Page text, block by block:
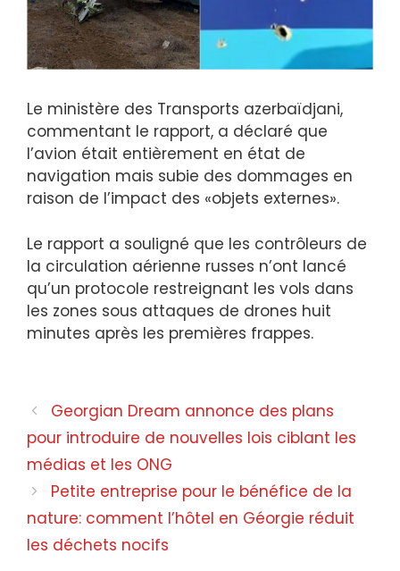
Le ministère des Transports azerbaïdjani,
commentant le rapport, a déclaré que
l’avion était entièrement en état de
navigation mais subie des dommages en
raison de l’impact des «objets externes».
Le rapport a souligné que les contrôleurs de
la circulation aérienne russes n’ont lancé
qu’un protocole restreignant les vols dans
les zones sous attaques de drones huit
minutes après les premières frappes.
Georgian Dream annonce des plans
pour introduire de nouvelles lois ciblant les
médias et les ONG
Petite entreprise pour le bénéfice de la
nature: comment l’hôtel en Géorgie réduit
les déchets nocifs